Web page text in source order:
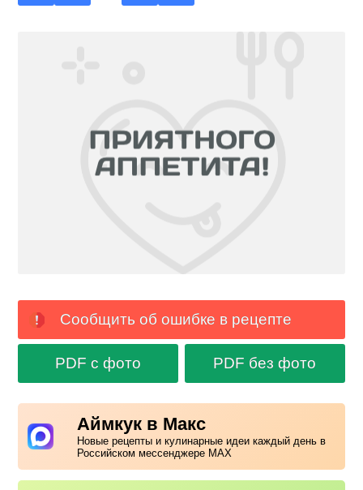
Сообщить об ошибке в рецепте
PDF с фото PDF без фото
Аймкук в Макс
Новые рецепты и кулинарные идеи каждый день в
Российском мессенджере MAX